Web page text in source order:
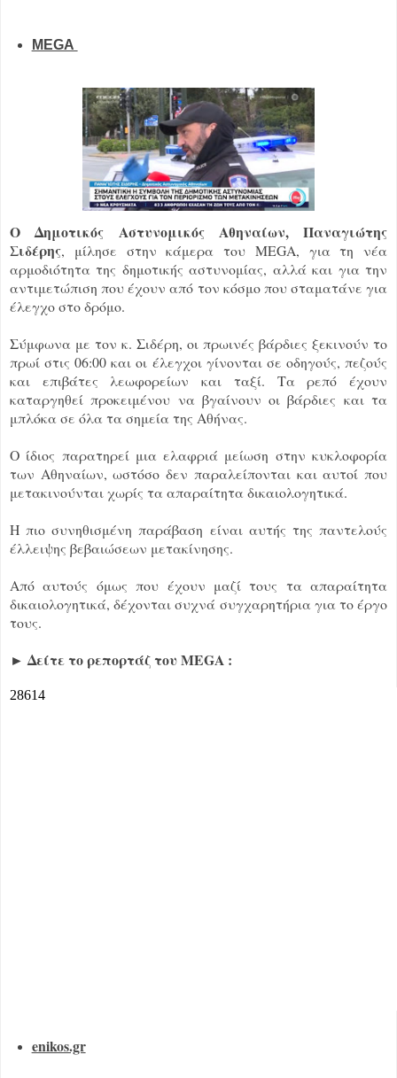
MEGA
Ο Δημοτικός Αστυνομικός Αθηναίων, Παναγιώτης
Σιδέρης, μίλησε στην κάμερα του MEGA, για τη νέα
αρμοδιότητα της δημοτικής αστυνομίας, αλλά και για την
αντιμετώπιση που έχουν από τον κόσμο που σταματάνε για
έλεγχο στο δρόμο.
Σύμφωνα με τον κ. Σιδέρη, οι πρωινές βάρδιες ξεκινούν το
πρωί στις 06:00 και οι έλεγχοι γίνονται σε οδηγούς, πεζούς
και επιβάτες λεωφορείων και ταξί. Τα ρεπό έχουν
καταργηθεί προκειμένου να βγαίνουν οι βάρδιες και τα
μπλόκα σε όλα τα σημεία της Αθήνας.
Ο ίδιος παρατηρεί μια ελαφριά μείωση στην κυκλοφορία
των Αθηναίων, ωστόσο δεν παραλείπονται και αυτοί που
μετακινούνται χωρίς τα απαραίτητα δικαιολογητικά.
Η πιο συνηθισμένη παράβαση είναι αυτής της παντελούς
έλλειψης βεβαιώσεων μετακίνησης.
Από αυτούς όμως που έχουν μαζί τους τα απαραίτητα
δικαιολογητικά, δέχονται συχνά συγχαρητήρια για το έργο
τους.
► Δείτε το ρεπορτάζ του MEGA :
enikos.gr